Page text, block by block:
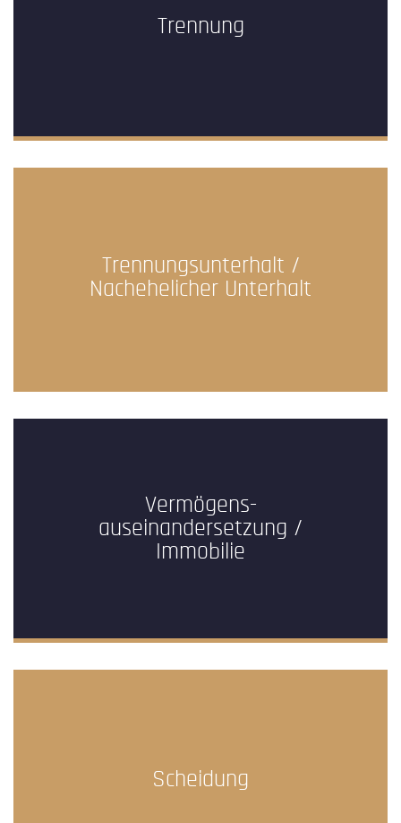
Trennung
Trennungsunterhalt /
Nachehelicher Unterhalt
Vermögens-
auseinandersetzung /
Immobilie
Scheidung